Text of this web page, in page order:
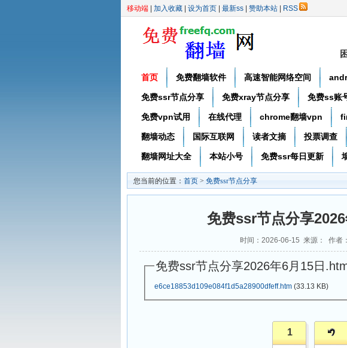
移动端 加入收藏 设为首页 最新ss 赞助本站 RSS
首页 免费翻墙软件 高速智能网络空间
免费ssr节点分享 免费xray节点分享 免费ss账
免费vpn试用 在线代理 chrome翻墙vpn
翻墙动态 国际互联网 读者文摘 投票调查
翻墙网址大全 本站小号 免费ssr每日更新
您当前的位置： 首页 > 免费ssr节点分享
免费ssr节点分享2026
时间：2026-06-15 来源： 作者：
免费ssr节点分享2026年6月15日
e6ce18853d109e084f1d5a28900dfeff.htm (33.13 KB)
1